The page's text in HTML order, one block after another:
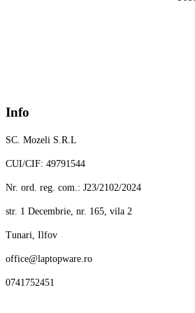
Info
SC. Mozeli S.R.L
CUI/CIF: 49791544
Nr. ord. reg. com.: J23/2102/2024
str. 1 Decembrie, nr. 165, vila 2
Tunari, Ilfov
office@laptopware.ro
0741752451